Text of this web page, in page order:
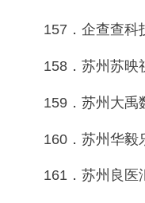
157．企查查科
158．苏州苏映
159．苏州大禹
160．苏州华毅
161．苏州良医